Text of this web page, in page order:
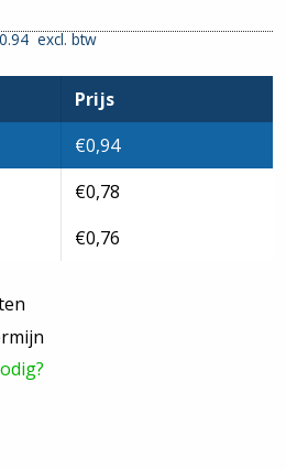
0.94excl. btw
Prijs
€0,94
€0,78
€0,76